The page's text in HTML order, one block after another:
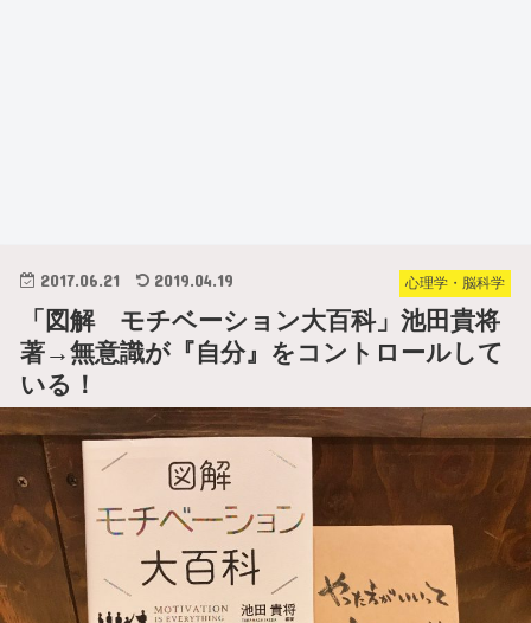
心理学・脳科学
2017.06.21 2019.04.19
「図解 モチベーション大百科」池田貴将
著→無意識が『自分』をコントロールして
いる！